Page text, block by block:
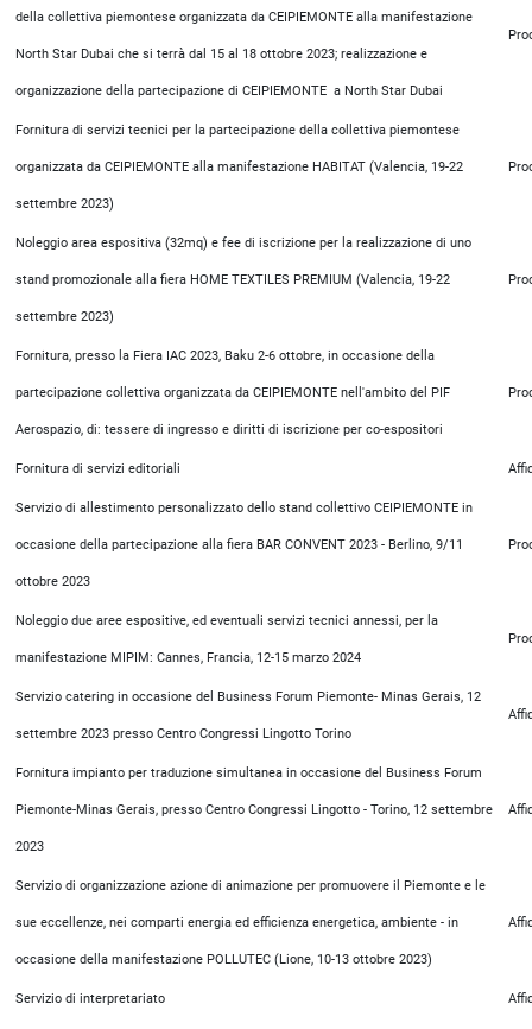
della collettiva piemontese organizzata da CEIPIEMONTE alla manifestazione
North Star Dubai che si terrà dal 15 al 18 ottobre 2023; realizzazione e
organizzazione della partecipazione di CEIPIEMONTE a North Star Dubai
Fornitura di servizi tecnici per la partecipazione della collettiva piemontese
organizzata da CEIPIEMONTE alla manifestazione HABITAT (Valencia, 19-22
settembre 2023)
Noleggio area espositiva (32mq) e fee di iscrizione per la realizzazione di uno
stand promozionale alla fiera HOME TEXTILES PREMIUM (Valencia, 19-22
settembre 2023)
Fornitura, presso la Fiera IAC 2023, Baku 2-6 ottobre, in occasione della
partecipazione collettiva organizzata da CEIPIEMONTE nell'ambito del PIF
Aerospazio, di: tessere di ingresso e diritti di iscrizione per co-espositori
Fornitura di servizi editoriali
Servizio di allestimento personalizzato dello stand collettivo CEIPIEMONTE in
occasione della partecipazione alla fiera BAR CONVENT 2023 - Berlino, 9/11
ottobre 2023
Noleggio due aree espositive, ed eventuali servizi tecnici annessi, per la
manifestazione MIPIM: Cannes, Francia, 12-15 marzo 2024
Servizio catering in occasione del Business Forum Piemonte- Minas Gerais, 12
settembre 2023 presso Centro Congressi Lingotto Torino
Fornitura impianto per traduzione simultanea in occasione del Business Forum
Piemonte-Minas Gerais, presso Centro Congressi Lingotto - Torino, 12 settembre
2023
Servizio di organizzazione azione di animazione per promuovere il Piemonte e le
sue eccellenze, nei comparti energia ed efficienza energetica, ambiente - in
occasione della manifestazione POLLUTEC (Lione, 10-13 ottobre 2023)
Servizio di interpretariato